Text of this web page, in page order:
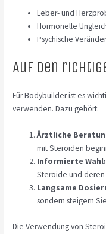
Leber- und
Hormonelle
Psychische
Auf den
Für Bodybuilder ist es
verwenden. Dazu gehört:
Ärztliche
mit Steroiden
Informierte Wahl:
Steroide und deren
Langsame
sondern steigern
Die Verwendung von